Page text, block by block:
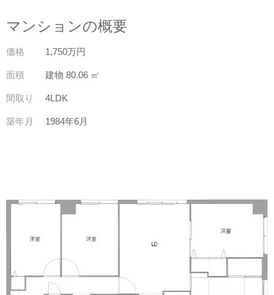
マンションの概要
価格 1,750万円
面積 建物 80.06 ㎡
間取り 4LDK
築年月 1984年6月